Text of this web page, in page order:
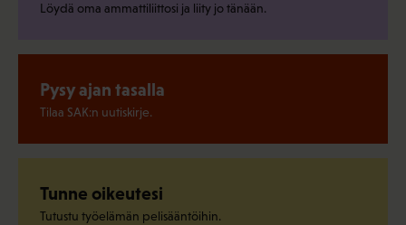
Löydä oma ammattiliittosi ja liity jo tänään.
Pysy ajan tasalla
Tilaa SAK:n uutiskirje.
Tunne oikeutesi
Tutustu työelämän pelisääntöihin.